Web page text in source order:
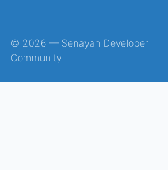
© 2026 — Senayan Developer
Community